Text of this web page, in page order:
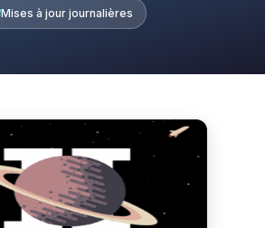
Mises à jour journalières